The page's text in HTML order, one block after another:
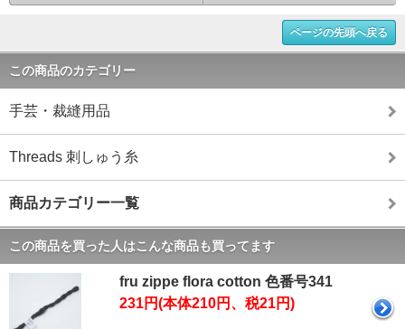
ページの先頭へ戻る
この商品のカテゴリー
手芸・裁縫用品
Threads 刺しゅう糸
商品カテゴリー一覧
この商品を買った人はこんな商品も買ってます
fru zippe flora cotton 色番号341
231円(本体210円、税21円)